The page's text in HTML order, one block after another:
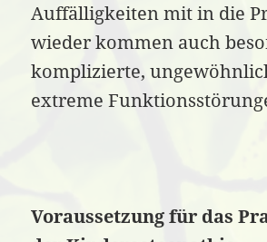
Auffälligkeiten mit in die
wieder kommen auch
komplizierte,
extreme
Voraussetzung für das